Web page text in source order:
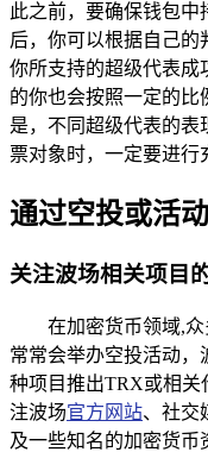
此之前，要确保钱包
后，你可以根据自己的
你所支持的超级代表成
的你也会按照一定的比
是，不同超级代表的表
票对象时，一定要进行
通过空投或活
关注波场相关项目
在加密货币领域,
常常会举办空投活动
种项目推出TRX或相关
注波场官方网站、社交
及一些知名的加密货